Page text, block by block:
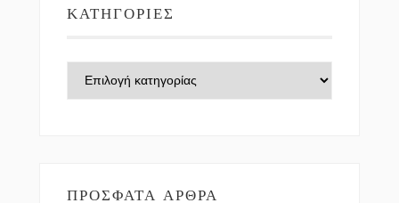
ΚΑΤΗΓΟΡΊΕΣ
Κατηγορίες
ΠΡΌΣΦΑΤΑ ΆΡΘΡΑ